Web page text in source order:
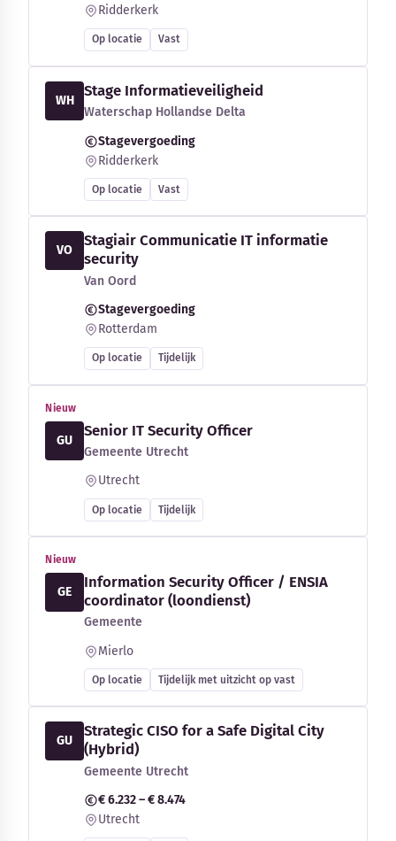
Ridderkerk
Op locatie Vast
WH
Stage Informatieveiligheid
Waterschap Hollandse Delta
Stagevergoeding
Ridderkerk
Op locatie Vast
VO
Stagiair Communicatie IT informatie
security
Van Oord
Stagevergoeding
Rotterdam
Op locatie Tijdelijk
Nieuw
GU
Senior IT Security Officer
Gemeente Utrecht
Utrecht
Op locatie Tijdelijk
Nieuw
GE
Information Security Officer / ENSIA
coordinator (loondienst)
Gemeente
Mierlo
Op locatie Tijdelijk met uitzicht op vast
GU
Strategic CISO for a Safe Digital City
(Hybrid)
Gemeente Utrecht
€ 6.232 – € 8.474
Utrecht